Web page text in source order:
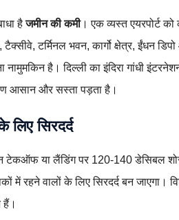
हैजमीन की कमी। एक व्यस्त एयरपोर्ट
टर्मिनल भवन, कार्गो क्षेत्र, ईंधन
है। दिल्ली का इंदिरा गांधी
आसान और सस्ता पड़ता है।
लिए सिरदर्द
टेकऑफ या लैंडिंग पर 120-140 डेसिबल
में रहने वालों के लिए सिरदर्द बन
हैं।